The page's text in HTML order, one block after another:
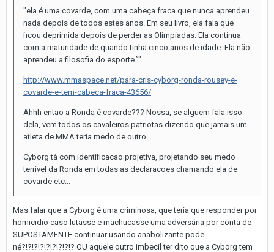
"ela é uma covarde, com uma cabeça fraca que nunca aprendeu
nada depois de todos estes anos. Em seu livro, ela fala que
ficou deprimida depois de perder as Olimpíadas. Ela continua
com a maturidade de quando tinha cinco anos de idade. Ela não
aprendeu a filosofia do esporte.”"
http://www.mmaspace.net/para-cris-cyborg-ronda-rousey-e-
covarde-e-tem-cabeca-fraca-43656/
Ahhh entao a Ronda é covarde??? Nossa, se alguem fala isso
dela, vem todos os cavaleiros patriotas dizendo que jamais um
atleta de MMA teria medo de outro.
Cyborg tá com identificacao projetiva, projetando seu medo
terrivel da Ronda em todas as declaracoes chamando ela de
covarde etc...
Mas falar que a Cyborg é uma criminosa, que teria que responder por
homicidio caso lutasse e machucasse uma adversária por conta de
SUPOSTAMENTE continuar usando anabolizante pode
né?!?!?!?!?!?!?!?!? OU aquele outro imbecil ter dito que a Cyborg tem